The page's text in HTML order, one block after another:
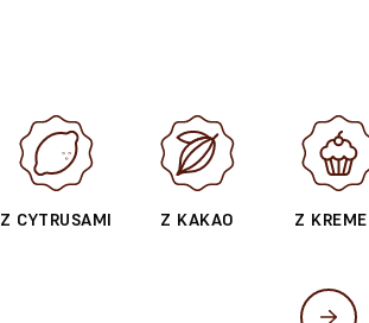
Z CYTRUSAMI Z KAKAO Z